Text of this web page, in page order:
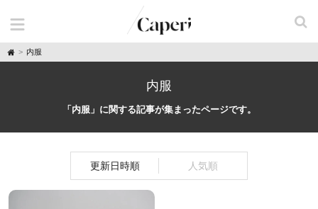
H
o
内服
内服
「内服」に関する記事が集まったページです。
更新日時順 人気順